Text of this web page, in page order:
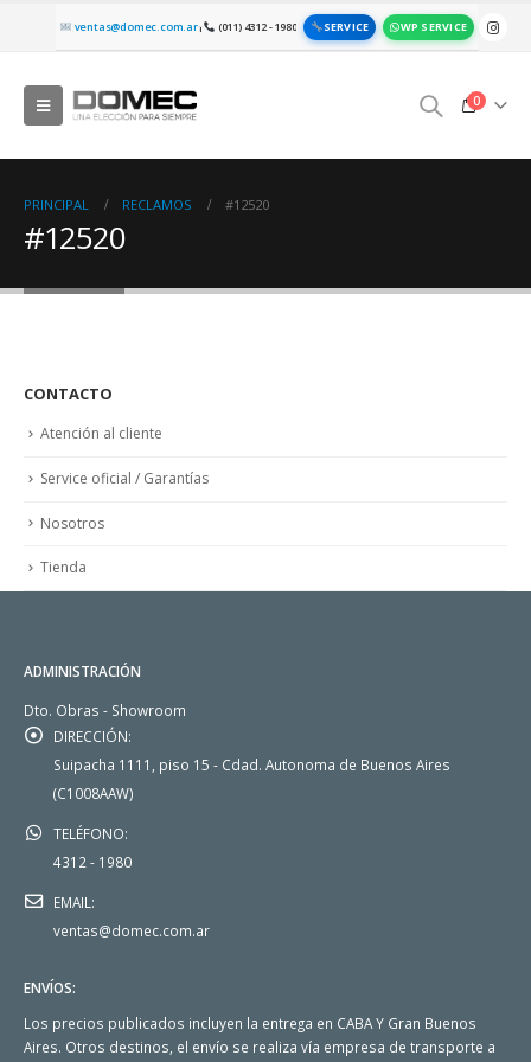
ventas@domec.com.ar| (011) 4312 - 1980 SERVICE WP SERVICE
0
PRINCIPAL RECLAMOS #12520
#12520
CONTACTO
Atención al cliente
Service oficial / Garantías
Nosotros
Tienda
ADMINISTRACIÓN
Dto. Obras - Showroom
DIRECCIÓN:
Suipacha 1111, piso 15 - Cdad. Autonoma de Buenos Aires
(C1008AAW)
TELÉFONO:
4312 - 1980
EMAIL:
ventas@domec.com.ar
ENVÍOS:
Los precios publicados incluyen la entrega en CABA Y Gran Buenos
Aires. Otros destinos, el envío se realiza vía empresa de transporte a